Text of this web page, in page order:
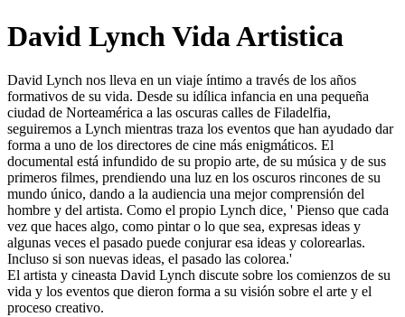
David Lynch Vida Artistica
David Lynch nos lleva en un viaje íntimo a través de los años
formativos de su vida. Desde su idílica infancia en una pequeña
ciudad de Norteamérica a las oscuras calles de Filadelfia,
seguiremos a Lynch mientras traza los eventos que han ayudado dar
forma a uno de los directores de cine más enigmáticos. El
documental está infundido de su propio arte, de su música y de sus
primeros filmes, prendiendo una luz en los oscuros rincones de su
mundo único, dando a la audiencia una mejor comprensión del
hombre y del artista. Como el propio Lynch dice, ' Pienso que cada
vez que haces algo, como pintar o lo que sea, expresas ideas y
algunas veces el pasado puede conjurar esa ideas y colorearlas.
Incluso si son nuevas ideas, el pasado las colorea.'
El artista y cineasta David Lynch discute sobre los comienzos de su
vida y los eventos que dieron forma a su visión sobre el arte y el
proceso creativo.